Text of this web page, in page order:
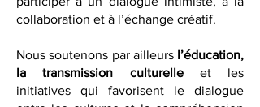
partenaires stratégiques, afin de
participer à un dialogue intimiste, à la
Nous soutenons par ailleursl’éducation,
la transmission culturelleet les